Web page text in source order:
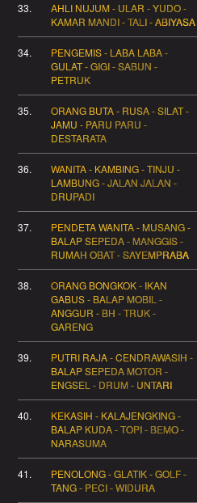
33.
AHLI NUJUM - ULAR - YUDO -
KAMAR MANDI - TALI - ABIYASA
34.
PENGEMIS - LABA LABA -
GULAT - GIGI - SABUN -
PETRUK
35.
ORANG BUTA - RUSA - SILAT -
JAMU - PARU PARU -
DESTARATA
36.
WANITA - KAMBING - TINJU -
LAMBUNG - JALAN JALAN -
DRUPADI
37.
PENDETA WANITA - MUSANG -
BALAP SEPEDA - MANGGIS -
RUMAH OBAT - SAYEMPRABA
38.
ORANG BONGKOK - IKAN
GABUS - BALAP MOBIL -
ANGGUR - BH - TRUK -
GARENG
39.
PUTRI RAJA - CENDRAWASIH -
BALAP SEPEDA MOTOR -
ENGSEL - DRUM - UNTARI
40.
KEKASIH - KALAJENGKING -
BALAP KUDA - TOPI - BEMO -
NARASUMA
41.
PENOLONG - GLATIK - GOLF -
TANG - PECI - WIDURA